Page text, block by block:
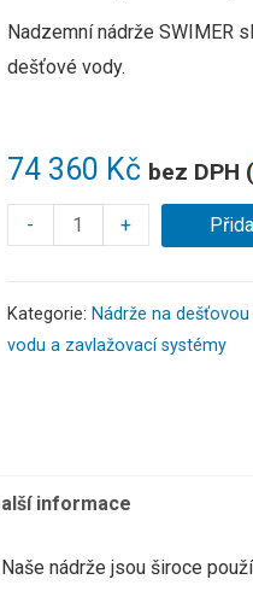
74 360 Kč bez DPH (
Nadzemní nádrže SWIMER
dešťové vody.
- +
Kategorie: Nádrže na
vodu a zavlažovací systémy
informace
Naše nádrže jsou široce